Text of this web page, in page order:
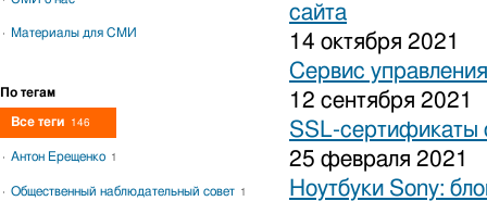
сайта
14 октября 2021
Сервис
12 сентября 2021
SSL-сертификаты
25 февраля 2021
Ноутбуки Sony:
Материалы для СМИ
По тегам
Все теги 146
Антон Ерещенко 1
Общественный наблюдательный совет 1